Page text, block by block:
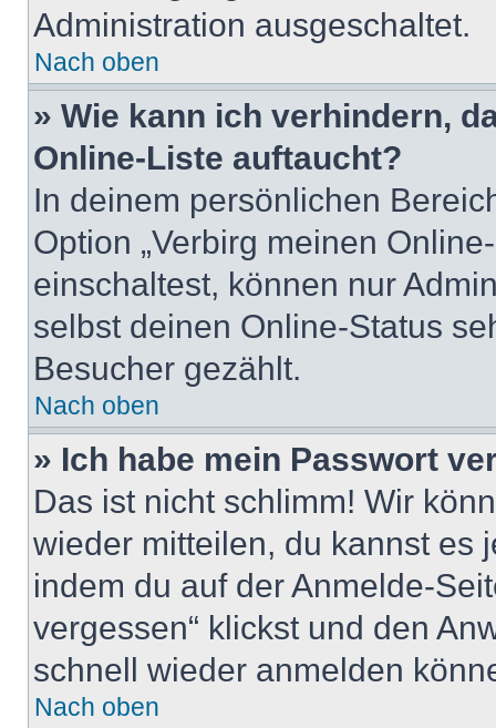
Administration ausgeschaltet.
Nach oben
» Wie kann ich verhindern,
Online-Liste auftaucht?
In deinem persönlichen
Option „Verbirg meinen
einschaltest, können nur
selbst deinen Online-Status
Besucher gezählt.
Nach oben
» Ich habe mein Passwort
Das ist nicht schlimm! Wir
wieder mitteilen, du kannst es
indem du auf der Anmelde-
vergessen“ klickst und den
schnell wieder anmelden
Nach oben